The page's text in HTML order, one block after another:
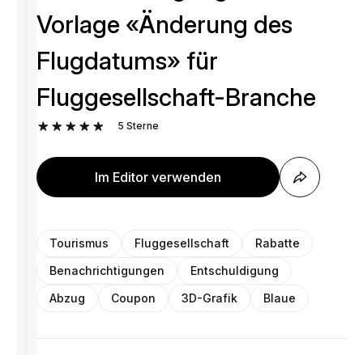
Vorlage «Änderung des
Flugdatums» für
Fluggesellschaft-Branche
5 Sterne
Im Editor verwenden
Tourismus Fluggesellschaft
Rabatte
Benachrichtigungen
Entschuldigung
Abzug
Coupon 3D-Grafik Blaue